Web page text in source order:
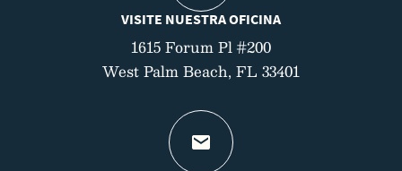
VISITE NUESTRA OFICINA
1615 Forum Pl #200
West Palm Beach, FL 33401